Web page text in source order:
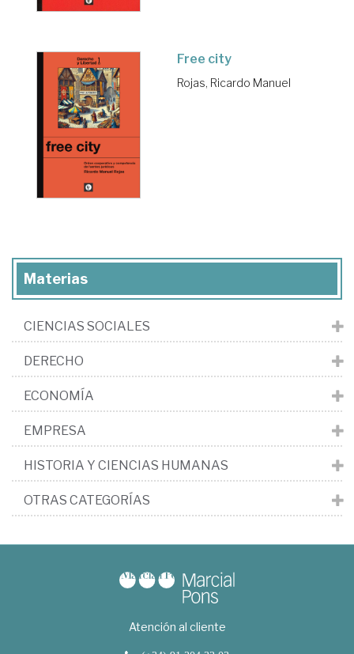
Free city
Rojas, Ricardo Manuel
Materias
CIENCIAS SOCIALES
DERECHO
ECONOMÍA
EMPRESA
HISTORIA Y CIENCIAS HUMANAS
OTRAS CATEGORÍAS
Atención al cliente